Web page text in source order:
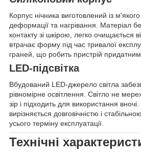
Корпус нічника виготовлений із м'якого
деформації та нагрівання. Матеріал
контакту зі шкірою, легко очищається
втрачає форму під час тривалої
граней, що робить пристрій придатним
LED-підсвітка
Вбудований LED-джерело світла
рівномірне освітлення. Світло не
зір і підходить для використання
вирізняється довговічністю і
усього терміну експлуатації.
Технічні